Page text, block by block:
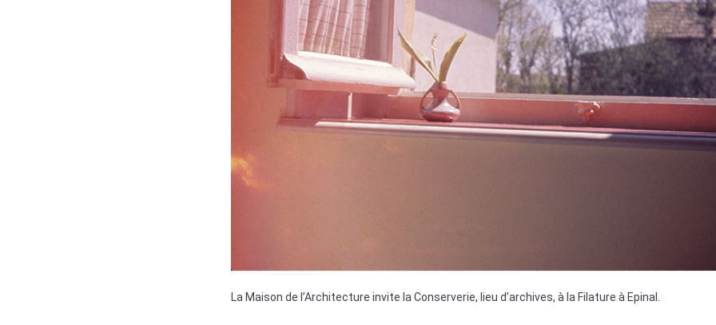
La Maison de l’Architecture invite la Conserverie, lieu d’archives, à la Filature à Epinal.